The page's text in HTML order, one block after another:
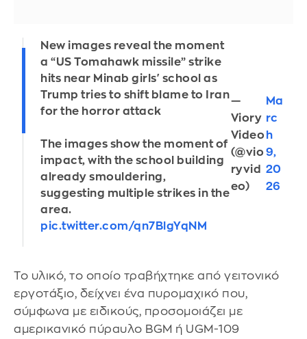
New images reveal the moment
a “US Tomahawk missile” strike
hits near Minab girls' school as
Trump tries to shift blame to Iran
for the horror attack
The images show the moment of
impact, with the school building
already smouldering,
suggesting multiple strikes in the
area.
pic.twitter.com/qn7BlgYqNM
—
Viory
Video
(@vio
ryvid
eo)
Ma
rc
h
9,
20
26
Το υλικό, το οποίο τραβήχτηκε από γειτονικό
εργοτάξιο, δείχνει ένα πυρομαχικό που,
σύμφωνα με ειδικούς, προσομοιάζει με
αμερικανικό πύραυλο BGM ή UGM-109